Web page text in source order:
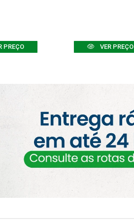
PREÇO VER PREÇO